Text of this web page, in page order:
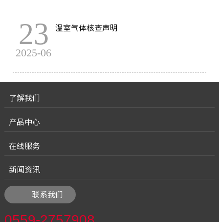
23
2025-06
温室气体核查声明
了解我们
产品中心
在线服务
新闻资讯
联系我们